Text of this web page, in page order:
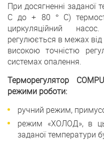
При досягненні заданої
C до + 80 ° C)
циркуляційний
регулюється в межах від
високою точністю
системах опалення.
Терморегулятор
режими роботи:
ручний режим,
режим «ХОЛОД», в
заданої температури